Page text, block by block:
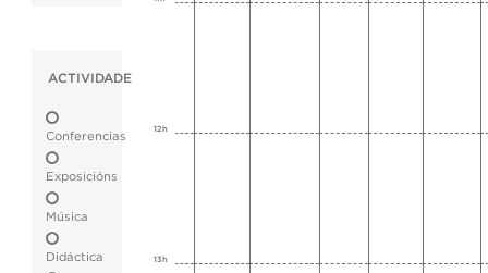
ACTIVIDADE
Conferencias
Exposicións
Música
Didáctica
12h
13h